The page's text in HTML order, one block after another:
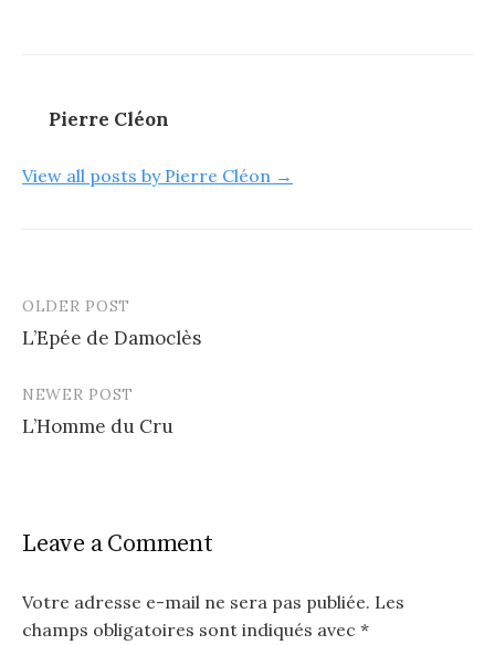
Pierre Cléon
View all posts by Pierre Cléon →
Post
navigation
OLDER POST
L’Epée de Damoclès
NEWER POST
L’Homme du Cru
Leave a Comment
Votre adresse e-mail ne sera pas publiée. Les
champs obligatoires sont indiqués avec *